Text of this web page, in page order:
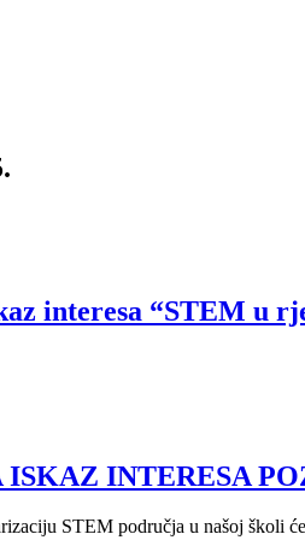
interesa “STEM u
INTERESA
STEM područja u našoj školi